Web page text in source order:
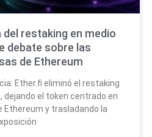
del restaking en medio
debate sobre las
de Ethereum
Ether.fi eliminó el restaking
dejando el token centrado en
Ethereum y trasladando la